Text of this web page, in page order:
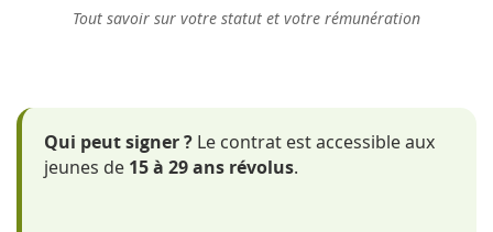
Tout savoir sur votre statut et votre rémunération
Qui peut signer ? Le contrat est accessible aux
jeunes de 15 à 29 ans révolus.